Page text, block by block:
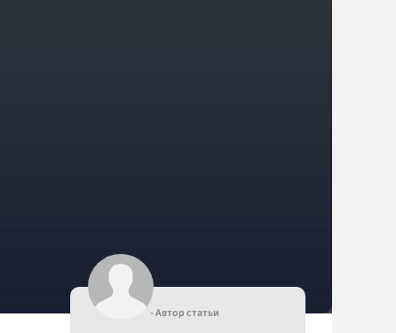
- Автор статьи